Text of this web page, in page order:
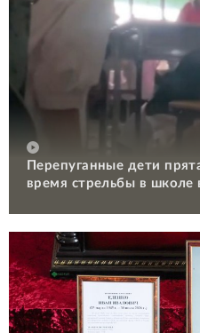
Перепуганные дети
время стрельбы в школе